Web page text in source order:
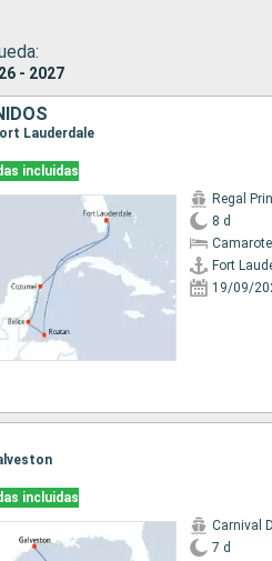
- 2027
Lauderdale
incluidas
Regal
8 d
Fort
19/09/
incluidas
Carnival
7 d